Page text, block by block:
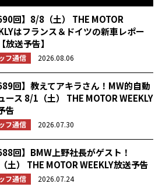
回】8/8（土） THE MOTOR
はフランス＆ドイツの新車レポー
放送予告】
フ通信 2026.08.06
689回】教えてアキラさん！MW的自動
ース 8/1（土） THE MOTOR WEEKLY
告
フ通信 2026.07.30
回】BMW上野社長がゲスト！
土） THE MOTOR WEEKLY放送予告
フ通信 2026.07.24